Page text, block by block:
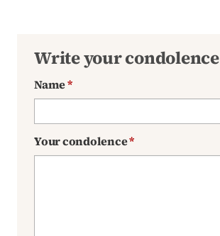
Write your condolence
Name*
Your condolence*